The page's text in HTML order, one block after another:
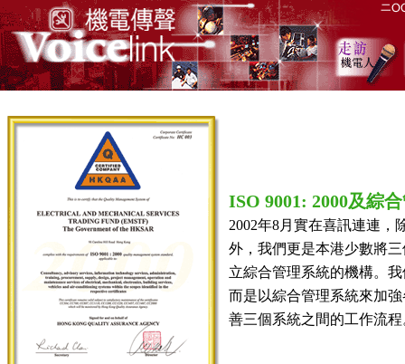
ISO 9001: 2000及綜
2002年8月實在喜訊連連，
外，我們更是本港少數將三
立綜合管理系統的機構。
而是以綜合管理系統來加
善三個系統之間的工作流程